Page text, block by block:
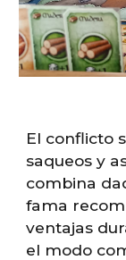
El conflicto
saqueos y
combina
fama
ventajas
el modo